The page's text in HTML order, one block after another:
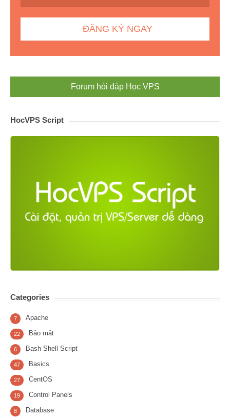
Forum hỏi đáp Học VPS
HocVPS Script
Categories
Apache
7
Bảo mật
22
Bash Shell Script
6
Basics
47
CentOS
27
Control Panels
19
Database
8